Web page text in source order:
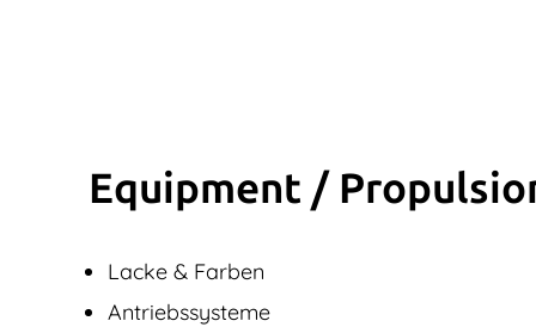
Equipment /
Lacke & Farben
Antriebssysteme